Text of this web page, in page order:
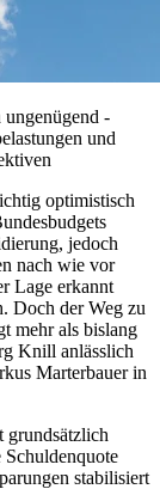
-
und
optimistisch
jedoch
nach wie vor
Lage erkannt
Doch der Weg zu
mehr als bislang
Knill anlässlich
Marterbauer in
grundsätzlich
stabilisiert